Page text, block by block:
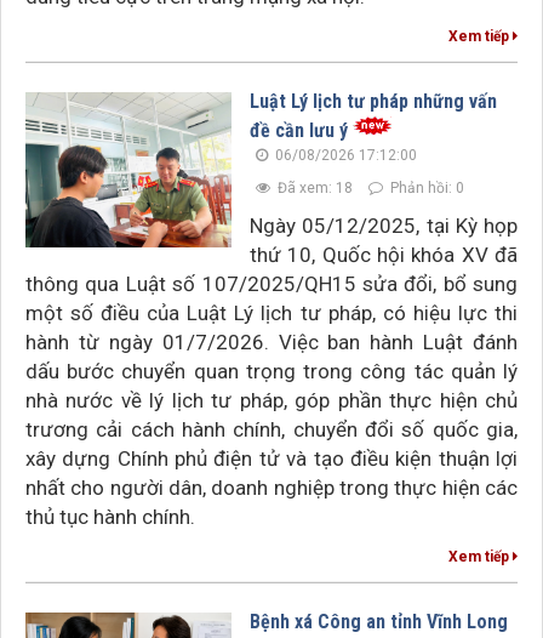
Xem tiếp
Luật Lý lịch tư pháp những vấn
đề cần lưu ý
06/08/2026 17:12:00
Đã xem: 18
Phản hồi: 0
Ngày 05/12/2025, tại Kỳ họp
thứ 10, Quốc hội khóa XV đã
thông qua Luật số 107/2025/QH15 sửa đổi, bổ sung
một số điều của Luật Lý lịch tư pháp, có hiệu lực thi
hành từ ngày 01/7/2026. Việc ban hành Luật đánh
dấu bước chuyển quan trọng trong công tác quản lý
nhà nước về lý lịch tư pháp, góp phần thực hiện chủ
trương cải cách hành chính, chuyển đổi số quốc gia,
xây dựng Chính phủ điện tử và tạo điều kiện thuận lợi
nhất cho người dân, doanh nghiệp trong thực hiện các
thủ tục hành chính.
Xem tiếp
Bệnh xá Công an tỉnh Vĩnh Long